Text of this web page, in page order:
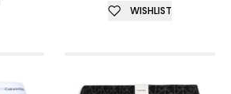
WISHLIST